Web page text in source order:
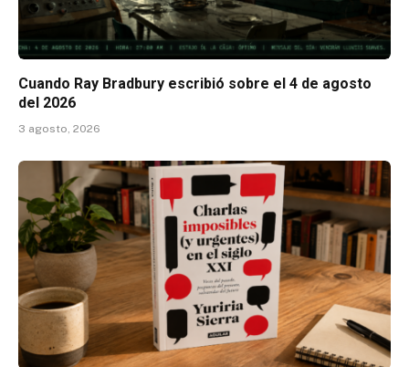
Cuando Ray Bradbury escribió sobre el 4 de agosto
del 2026
3 agosto, 2026